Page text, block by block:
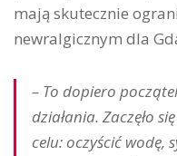
mają skutecznie
newralgicznym dla
– To dopiero
działania. Zaczęło
celu: oczyścić wodę,